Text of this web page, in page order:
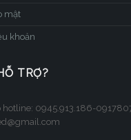
mật
khoản
TRỢ?
hotline: 0945.913.186-